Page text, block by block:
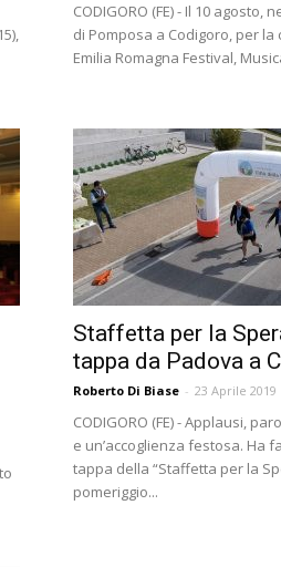
CODIGORO (FE) - Il 10 agosto,
di Pomposa a Codigoro, per
Emilia Romagna Festival,
Staffetta per la
tappa da Padova a
Roberto Di Biase - 23 Aprile 2019
CODIGORO (FE) - Applausi,
e un’accoglienza festosa. Ha
tappa della “Staffetta per la
pomeriggio...